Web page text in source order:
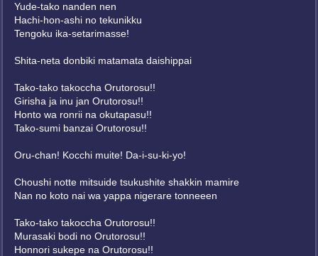
Yude-tako nanden nen
Hachi-hon-ashi no tekunikku
Tengoku ika-setarimasse!
Shita-neta donbiki matamata daishippai
Tako-tako takoccha Orutorosu!!
Girisha ja inu jan Orutorosu!!
Honto wa ronrii na okutapasu!!
Tako-sumi banzai Orutorosu!!
Oru-chan! Kocchi muite! Da-i-su-ki-yo!
Choushi notte mitsuide tsukushite shakkin mamire
Nan no koto nai wa yappa nigerare tonneeen
Tako-tako takoccha Orutorosu!!
Murasaki bodi no Orutorosu!!
Honnori sukepe na Orutorosu!!